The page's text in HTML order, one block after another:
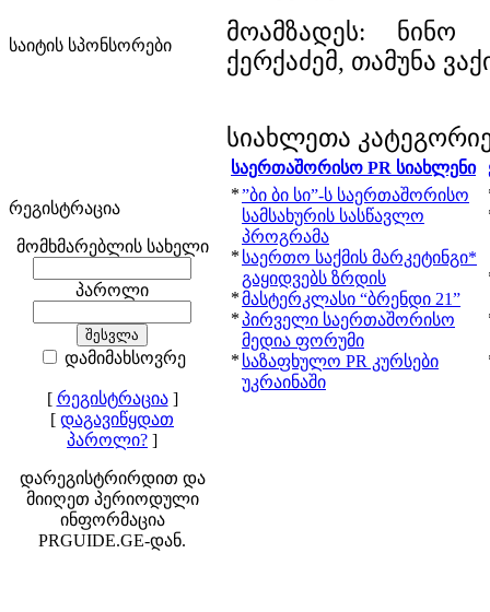
საიტის სპონსორები
რეგისტრაცია
მომხმარებლის სახელი
პაროლი
დამიმახსოვრე
[ რეგისტრაცია]
[ დაგავიწყდათ
პაროლი? ]
დარეგისტრირდით და
მიიღეთ პერიოდული
ინფორმაცია
PRGUIDE.GE-დან.
მოამზადეს: ნინო
ქერქაძემ, თამუნა
სიახლეთა
საერთაშორისო PR სიახლენი
*”ბი ბი სი”-ს საერთაშორისო
სამსახურის სასწავლო
პროგრამა
* საერთო საქმის მარკეტინგი*
გაყიდვებს ზრდის
*მასტერკლასი “ბრენდი 21”
*პირველი საერთაშორისო
მედია ფორუმი
* საზაფხულო PR კურსები
უკრაინაში